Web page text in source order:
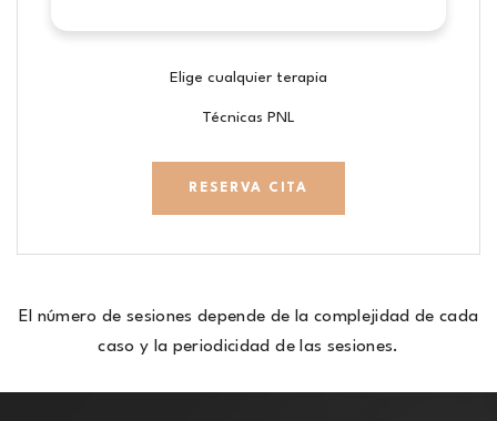
Elige cualquier terapia
Técnicas PNL
RESERVA CITA
El número de sesiones depende de la complejidad de cada
caso y la periodicidad de las sesiones.